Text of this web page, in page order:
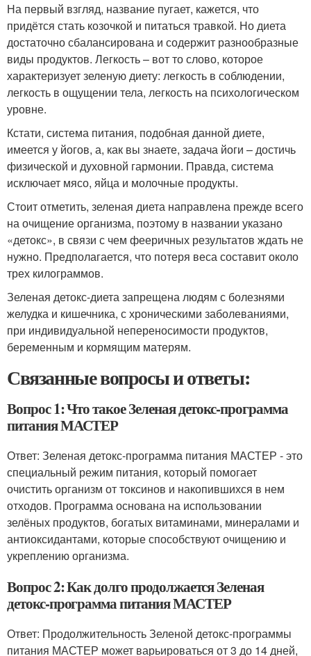
На первый взгляд, название пугает, кажется, что
придётся стать козочкой и питаться травкой. Но диета
достаточно сбалансирована и содержит разнообразные
виды продуктов. Легкость – вот то слово, которое
характеризует зеленую диету: легкость в соблюдении,
легкость в ощущении тела, легкость на психологическом
уровне.
Кстати, система питания, подобная данной диете,
имеется у йогов, а, как вы знаете, задача йоги – достичь
физической и духовной гармонии. Правда, система
исключает мясо, яйца и молочные продукты.
Стоит отметить, зеленая диета направлена прежде всего
на очищение организма, поэтому в названии указано
«детокс», в связи с чем фееричных результатов ждать не
нужно. Предполагается, что потеря веса составит около
трех килограммов.
Зеленая детокс-диета запрещена людям с болезнями
желудка и кишечника, с хроническими заболеваниями,
при индивидуальной непереносимости продуктов,
беременным и кормящим матерям.
Связанные вопросы и ответы:
Вопрос 1: Что такое Зеленая детокс-программа
питания МАСТЕР
Ответ: Зеленая детокс-программа питания МАСТЕР - это
специальный режим питания, который помогает
очистить организм от токсинов и накопившихся в нем
отходов. Программа основана на использовании
зелёных продуктов, богатых витаминами, минералами и
антиоксидантами, которые способствуют очищению и
укреплению организма.
Вопрос 2: Как долго продолжается Зеленая
детокс-программа питания МАСТЕР
Ответ: Продолжительность Зеленой детокс-программы
питания МАСТЕР может варьироваться от 3 до 14 дней,